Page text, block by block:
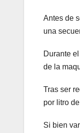
Antes de
una
Durante
de la
Tras ser
por litro
Si bien